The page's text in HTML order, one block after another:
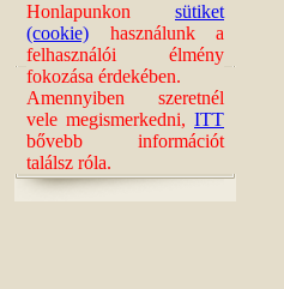
Honlapunkon sütiket
(cookie) használunk a
felhasználói élmény
fokozása érdekében.
Amennyiben szeretnél
vele megismerkedni, ITT
bővebb információt
találsz róla.